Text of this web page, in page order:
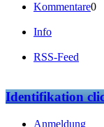
Kommentare0
Info
RSS-Feed
Identifikation
Anmeldung